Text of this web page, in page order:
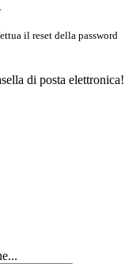
il reset della password
di posta elettronica!